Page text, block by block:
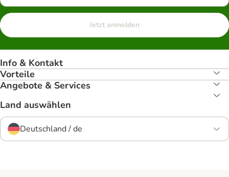
Jetzt anmelden
Info & Kontakt
Vorteile
Angebote & Services
Land auswählen
Deutschland / de